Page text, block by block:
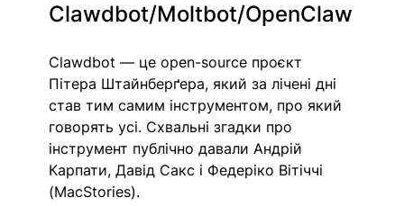
Clawdbot/Moltbot/OpenClaw
Clawdbot — це open-source проєкт
Пітера Штайнберґера, який за лічені дні
став тим самим інструментом, про який
говорять усі. Схвальні згадки про
інструмент публічно давали Андрій
Карпати, Давід Сакс і Федеріко Вітіччі
(MacStories).